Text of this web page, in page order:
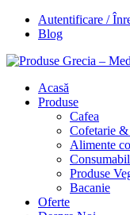
Autentificare /
Blog
Acasă
Produse
Cafea
Cofetarie &
Alimente
Produse
Bacanie
Oferte